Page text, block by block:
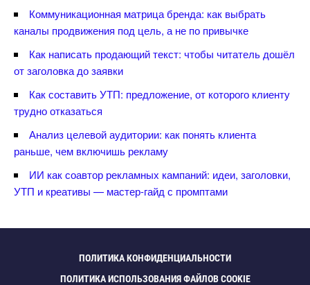
Коммуникационная матрица бренда: как выбрать
каналы продвижения под цель, а не по привычке
Как написать продающий текст: чтобы читатель дошёл
от заголовка до заявки
Как составить УТП: предложение, от которого клиенту
трудно отказаться
Анализ целевой аудитории: как понять клиента
раньше, чем включишь рекламу
ИИ как соавтор рекламных кампаний: идеи, заголовки,
УТП и креативы — мастер-гайд с промптами
ПОЛИТИКА КОНФИДЕНЦИАЛЬНОСТИ
ПОЛИТИКА ИСПОЛЬЗОВАНИЯ ФАЙЛОВ COOKIE